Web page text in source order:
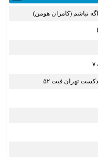
نباشم (کامران هومن)
تهران فیت ۵۲